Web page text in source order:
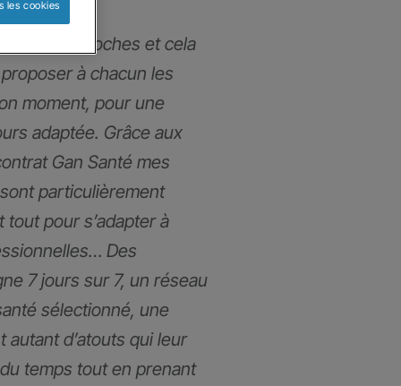
très proches et cela
à chacun les
moment, pour une
adaptée. Grâce aux
Gan Santé mes
particulièrement
tout pour s’adapter à
Des
7 jours sur 7, un réseau
sélectionné, une
autant d’atouts qui leur
temps tout en prenant
les cookies